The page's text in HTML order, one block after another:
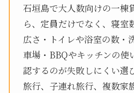
石垣島で大人数向けの一棟
ら、定員だけでなく、寝室
広さ・トイレや浴室の数・
車場・BBQやキッチンの使
認するのが失敗しにくい選
旅行、子連れ旅行、複数家